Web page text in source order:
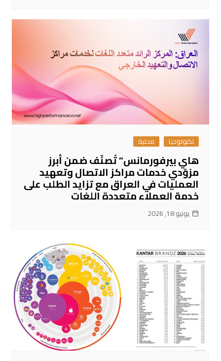
تكنولوجيا محلية
هاي بيرفورمانس” تُصنّف ضمن أبرز
مزوّدي خدمات مراكز الاتصال وتعهيد
العمليات في العراق مع تزايد الطلب على
خدمة العملاء متعددة اللغات
يونيو 18, 2026